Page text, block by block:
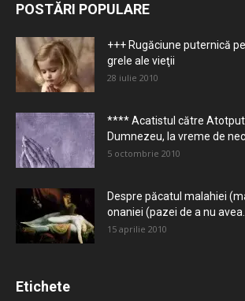
POSTĂRI POPULARE
+++ Rugăciune puternică
grele ale vieţii
28 iulie 2010
**** Acatistul către
Dumnezeu, la vreme de
5 octombrie 2010
Despre păcatul malahiei
onaniei (pazei de a nu
15 aprilie 2010
Etichete